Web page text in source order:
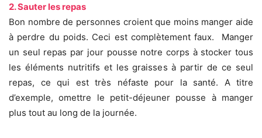
2. Sauter les repas
Bon nombre de personnes croient que moins manger aide
à perdre du poids. Ceci est complètement faux. Manger
un seul repas par jour pousse notre corps à stocker tous
les éléments nutritifs et les graisses à partir de ce seul
repas, ce qui est très néfaste pour la santé. A titre
d’exemple, omettre le petit-déjeuner pousse à manger
plus tout au long de la journée.